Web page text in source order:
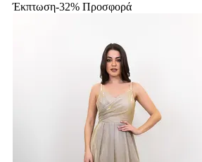
Έκπτωση-32% Προσφορά